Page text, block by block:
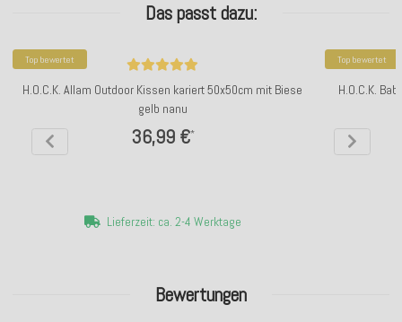
Bewertungen
Das passt dazu:
Top bewertet
H.O.C.K. Allam Outdoor Kissen kariert 50x50cm mit Biese
gelb nanu
36,99 €*
Lieferzeit: ca. 2-4 Werktage
Top bewertet
H.O.C.K.